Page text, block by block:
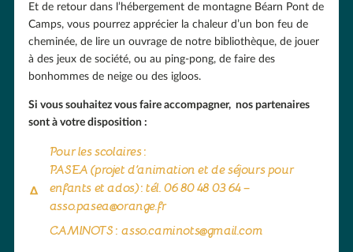
Et de retour dans l’hébergement de montagne Béarn Pont de
Camps, vous pourrez apprécier la chaleur d’un bon feu de
cheminée, de lire un ouvrage de notre bibliothèque, de jouer
à des jeux de société, ou au ping-pong, de faire des
bonhommes de neige ou des igloos.
Si vous souhaitez vous faire accompagner, nos partenaires
sont à votre disposition :
Pour les scolaires :
PASEA (projet d’animation et de séjours pour
enfants et ados) : tél. 06 80 48 03 64 –
asso.pasea@orange.fr
CAMINOTS : asso.caminots@gmail.com